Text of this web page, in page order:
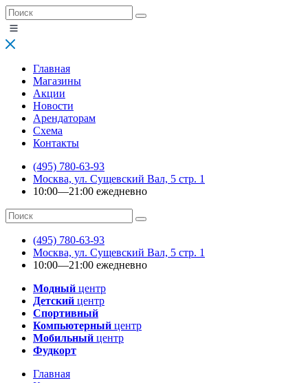
Главная
Магазины
Акции
Новости
Арендаторам
Схема
Контакты
(495) 780-63-93
Москва, ул. Сущевский Вал, 5 стр. 1
10:00—21:00 ежедневно
(495) 780-63-93
Москва, ул. Сущевский Вал, 5 стр. 1
10:00—21:00 ежедневно
Модный центр
Детский центр
Спортивный
Компьютерный центр
Мобильный центр
Фудкорт
Главная